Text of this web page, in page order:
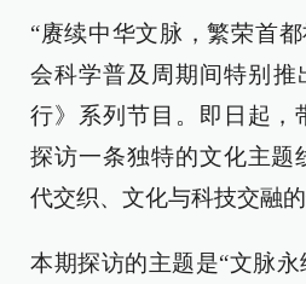
“赓续中华文脉，繁荣首都
会科学普及周期间特别推
行》系列节目。即日起，
探访一条独特的文化主题
代交织、文化与科技交融的
本期探访的主题是“文脉